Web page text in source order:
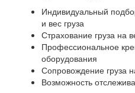
Индивидуальный
и вес груза
Страхование груза на
Профессиональное
оборудования
Сопровождение груза
Возможность